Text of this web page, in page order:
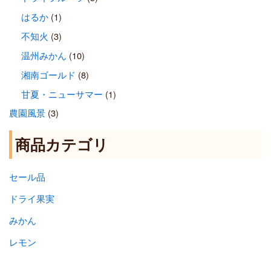
はるか(1)
不知火 (3)
温州みかん (10)
湘南ゴールド (8)
甘夏・ニューサマー (1)
農園風景(3)
商品カテゴリ
セール品
ドライ果実
みかん
レモン